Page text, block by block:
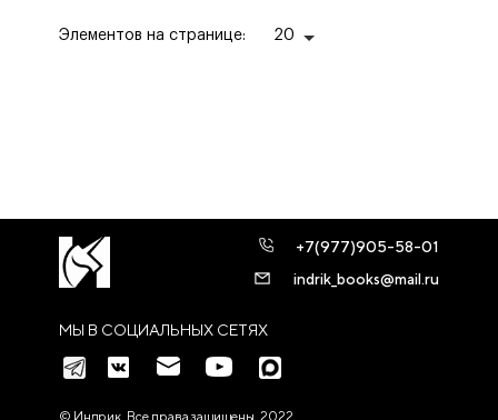
Элементов на странице: 20
МЫ В СОЦИАЛЬНЫХ СЕТЯХ
+7(977)905-58-01
indrik_books@mail.ru
© Индрик. Все права защищены, 2022